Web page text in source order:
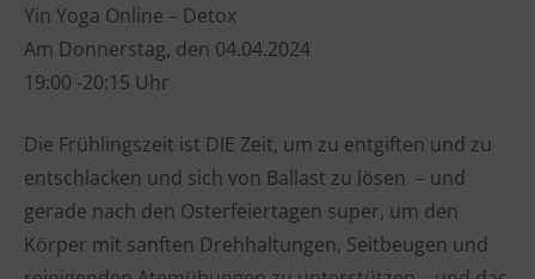
Yin Yoga Online – Detox
Am Donnerstag, den 04.04.2024
19:00 -20:15 Uhr
Die Frühlingszeit ist DIE Zeit, um zu entgiften und zu
entschlacken und sich von Ballast zu lösen – und
gerade nach den Osterfeiertagen super, um den
Körper mit sanften Drehhaltungen, Seitbeugen und